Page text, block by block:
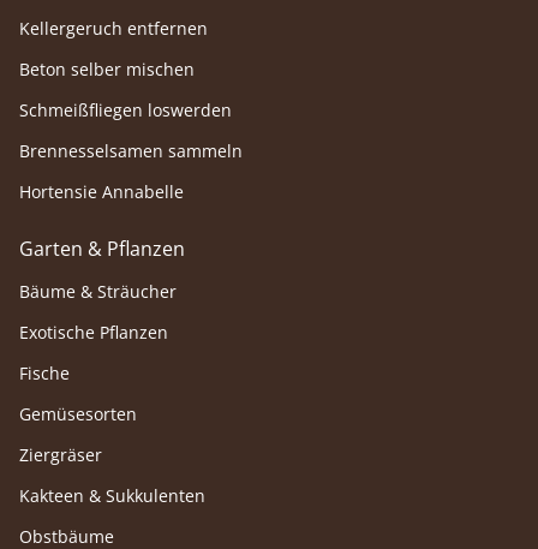
Kellergeruch entfernen
Beton selber mischen
Schmeißfliegen loswerden
Brennesselsamen sammeln
Hortensie Annabelle
Garten & Pflanzen
Bäume & Sträucher
Exotische Pflanzen
Fische
Gemüsesorten
Ziergräser
Kakteen & Sukkulenten
Obstbäume